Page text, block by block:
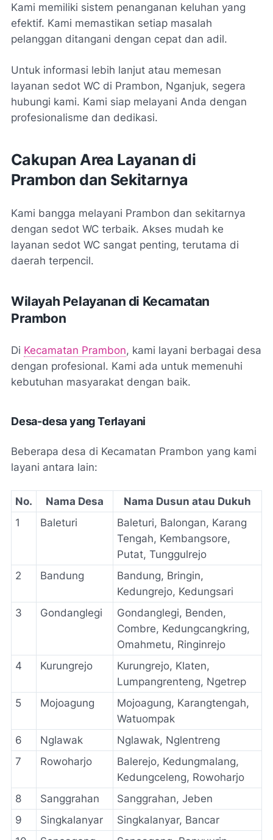
Kami memiliki sistem penanganan keluhan yang
efektif. Kami memastikan setiap masalah
pelanggan ditangani dengan cepat dan adil.
Untuk informasi lebih lanjut atau memesan
layanan sedot WC di Prambon, Nganjuk, segera
hubungi kami. Kami siap melayani Anda dengan
profesionalisme dan dedikasi.
Cakupan Area Layanan di
Prambon dan Sekitarnya
Kami bangga melayani Prambon dan sekitarnya
dengan sedot WC terbaik. Akses mudah ke
layanan sedot WC sangat penting, terutama di
daerah terpencil.
Wilayah Pelayanan di Kecamatan
Prambon
Di Kecamatan Prambon, kami layani berbagai desa
dengan profesional. Kami ada untuk memenuhi
kebutuhan masyarakat dengan baik.
Desa-desa yang Terlayani
Beberapa desa di Kecamatan Prambon yang kami
layani antara lain:
No. Nama Desa
Nama Dusun atau Dukuh
1
Baleturi
Baleturi, Balongan, Karang
Tengah, Kembangsore,
Putat, Tunggulrejo
2
Bandung
Bandung, Bringin,
Kedungrejo, Kedungsari
3
Gondanglegi
Gondanglegi, Benden,
Combre, Kedungcangkring,
Omahmetu, Ringinrejo
4
Kurungrejo
Kurungrejo, Klaten,
Lumpangrenteng, Ngetrep
5
Mojoagung
Mojoagung, Karangtengah,
Watuompak
6
Nglawak
Nglawak, Nglentreng
7
Rowoharjo
Balerejo, Kedungmalang,
Kedungceleng, Rowoharjo
8
Sanggrahan
Sanggrahan, Jeben
9
Singkalanyar
Singkalanyar, Bancar